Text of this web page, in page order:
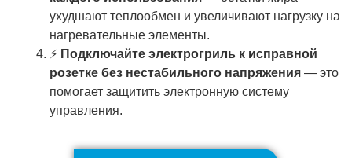
ухудшают теплообмен и увеличивают нагрузку на
нагревательные элементы.
⚡ Подключайте электрогриль к исправной
розетке без нестабильного напряжения — это
помогает защитить электронную систему
управления.